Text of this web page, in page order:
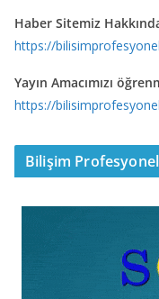
Haber Sitemiz
https://
Yayın Amacımızı
https://
Bilişim